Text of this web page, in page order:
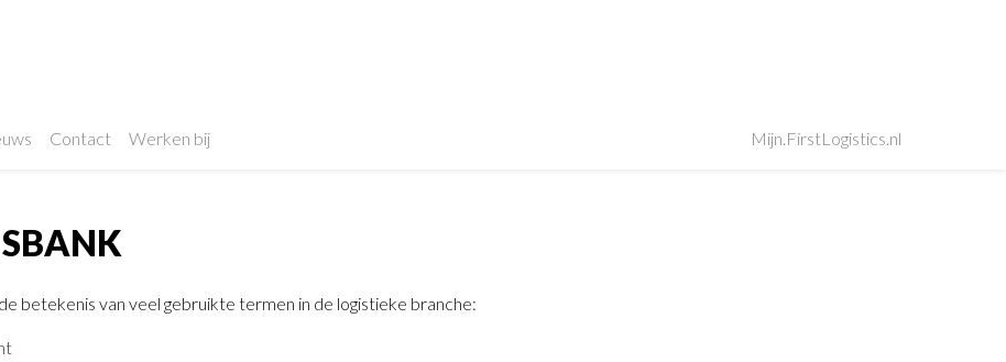
Contact Werken bij Mijn.FirstLogistics.nl
betekenis van veel gebruikte termen in de logistieke branche: